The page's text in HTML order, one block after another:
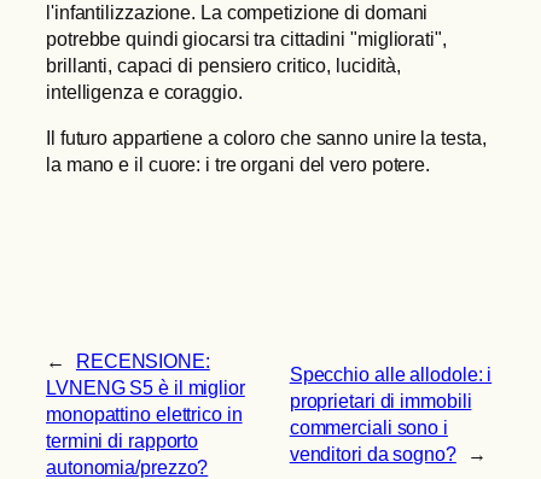
l'infantilizzazione. La competizione di domani
potrebbe quindi giocarsi tra cittadini "migliorati",
brillanti, capaci di pensiero critico, lucidità,
intelligenza e coraggio.
Il futuro appartiene a coloro che sanno unire la testa,
la mano e il cuore: i tre organi del vero potere.
←
RECENSIONE:
LVNENG S5 è il miglior
monopattino elettrico in
termini di rapporto
autonomia/prezzo?
Specchio alle allodole: i
proprietari di immobili
commerciali sono i
venditori da sogno?
→